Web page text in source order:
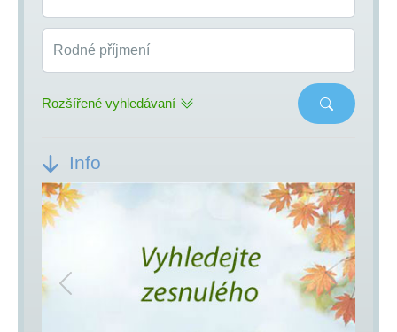
Rodné příjmení
Rozšířené vyhledávaní
Info
Previous Next